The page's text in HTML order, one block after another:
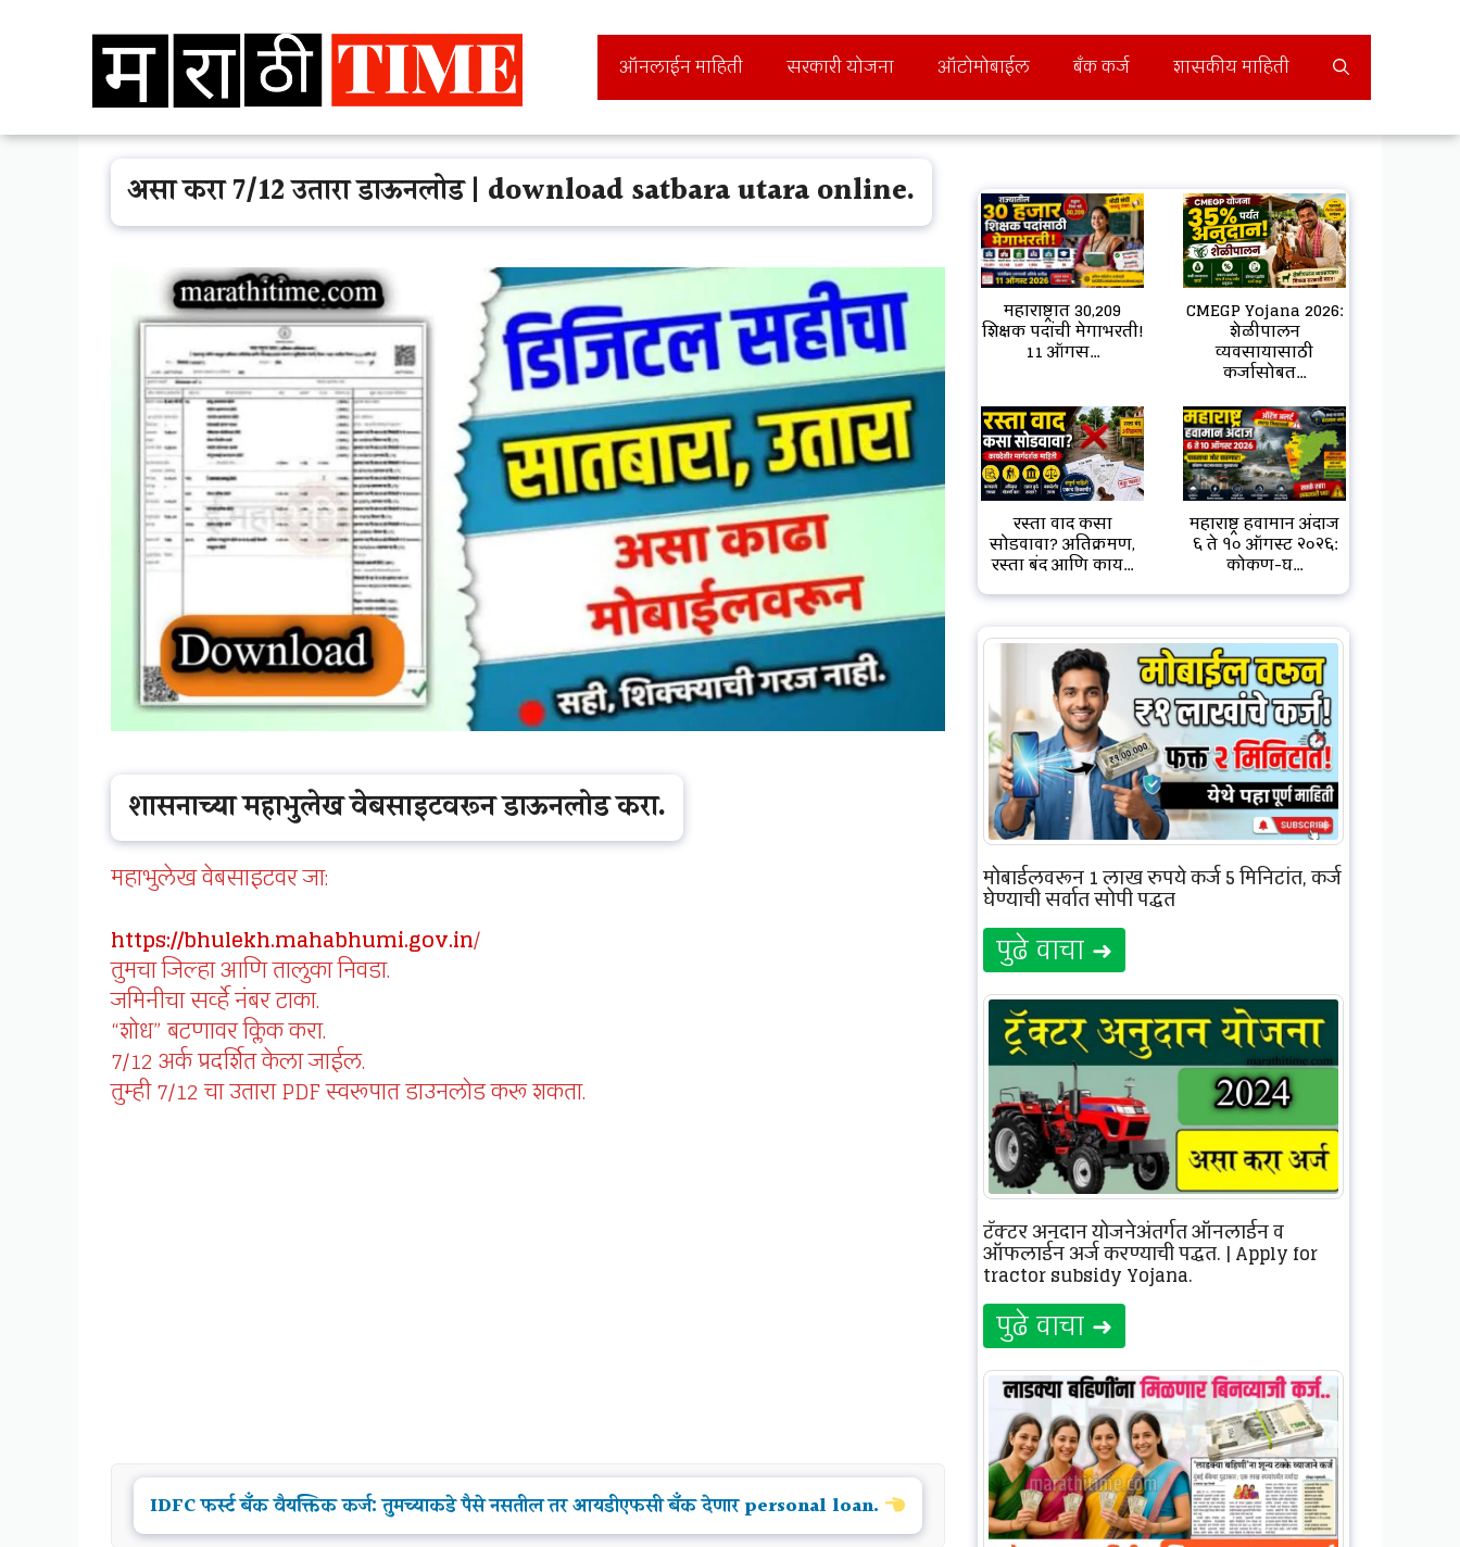
ऑनलाईन माहिती सरकारी योजना ऑटोमोबाईल बँक कर्ज शासकीय माहिती
असा करा 7/12 उतारा डाऊनलोड | download satbara utara online.
शासनाच्या महाभुलेख वेबसाइटवरून डाऊनलोड करा.
महाभुलेख वेबसाइटवर जा:
https://bhulekh.mahabhumi.gov.in/
तुमचा जिल्हा आणि तालुका निवडा.
जमिनीचा सर्व्हे नंबर टाका.
“शोध” बटणावर क्लिक करा.
7/12 अर्क प्रदर्शित केला जाईल.
तुम्ही 7/12 चा उतारा PDF स्वरूपात डाउनलोड करू शकता.
IDFC फर्स्ट बँक वैयक्तिक कर्ज: तुमच्याकडे पैसे नसतील तर आयडीएफसी बँक देणार personal loan.
महाराष्ट्रात 30,209
शिक्षक पदांची मेगाभरती!
11 ऑगस...
CMEGP Yojana 2026:
शेळीपालन
व्यवसायासाठी
कर्जासोबत...
रस्ता वाद कसा
सोडवावा? अतिक्रमण,
रस्ता बंद आणि काय...
महाराष्ट्र हवामान अंदाज
६ ते १० ऑगस्ट २०२६:
कोकण-घ...
मोबाईलवरून 1 लाख रुपये कर्ज 5 मिनिटांत, कर्ज
घेण्याची सर्वात सोपी पद्धत
पुढे वाचा ➜
ट्रॅक्टर अनुदान योजनेअंतर्गत ऑनलाईन व
ऑफलाईन अर्ज करण्याची पद्धत. | Apply for
tractor subsidy Yojana.
पुढे वाचा ➜